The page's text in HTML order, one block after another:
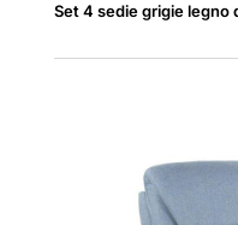
Set 4 sedie grigie legno